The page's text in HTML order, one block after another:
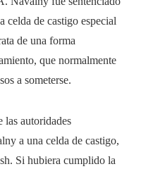
celda de castigo especial
de una forma
que normalmente
a someterse.
las autoridades
a una celda de castigo,
Si hubiera cumplido la